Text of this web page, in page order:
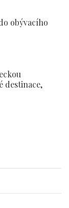
obývacího
destinace,